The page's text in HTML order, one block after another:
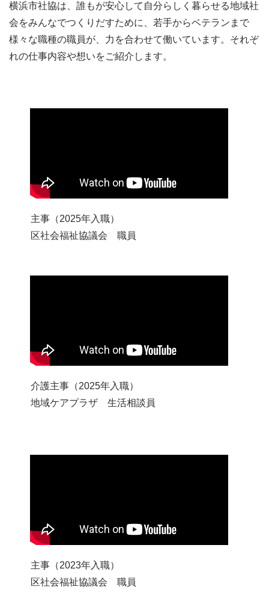
横浜市社協は、誰もが安心して自分らしく暮らせる地域社
会をみんなでつくりだすために、若手からベテランまで
様々な職種の職員が、力を合わせて働いています。それぞ
れの仕事内容や想いをご紹介します。
主事（2025年入職）
区社会福祉協議会 職員
介護主事（2025年入職）
地域ケアプラザ 生活相談員
主事（2023年入職）
区社会福祉協議会 職員